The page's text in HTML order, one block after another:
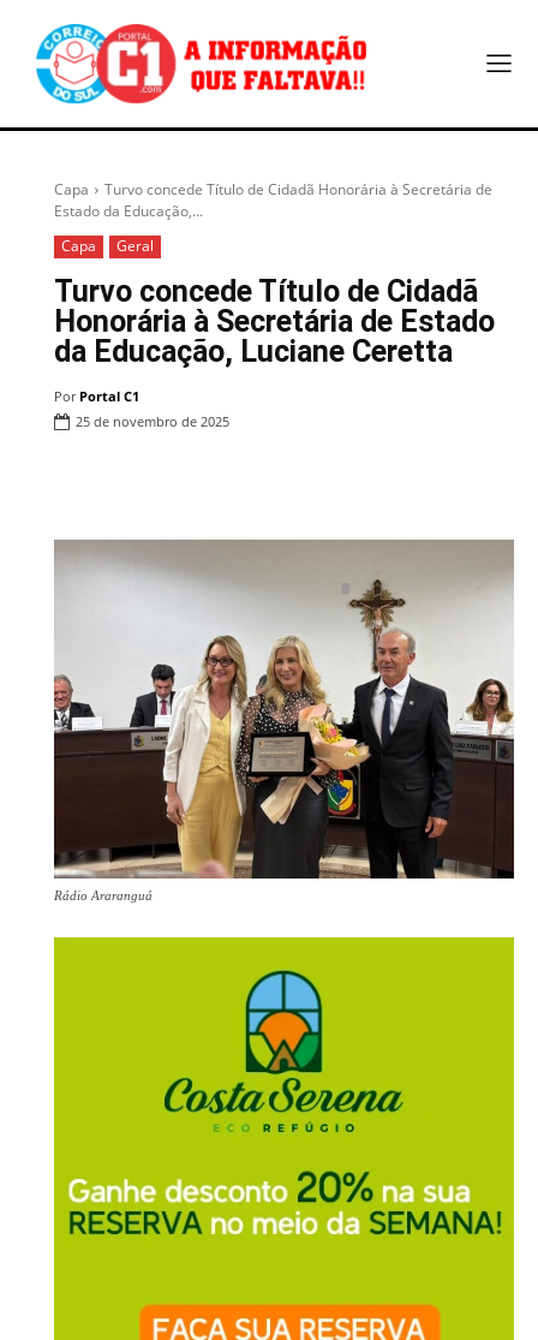
Capa
Turvo concede Título de Cidadã Honorária à Secretária de
Estado da Educação,...
Capa
Geral
Turvo concede Título de Cidadã
Honorária à Secretária de Estado
da Educação, Luciane Ceretta
Por Portal C1
25 de novembro de 2025
Rádio Araranguá